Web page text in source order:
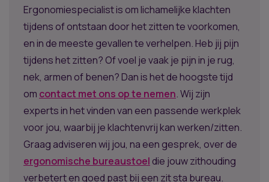
Ergonomiespecialist is om lichamelijke klachten
tijdens of ontstaan door het zitten te voorkomen,
en in de meeste gevallen te verhelpen. Heb jij pijn
tijdens het zitten? Of voel je vaak je pijn in je rug,
nek, armen of benen? Dan is het de hoogste tijd
om contact met ons op te nemen. Wij zijn
experts in het vinden van een passende werkplek
voor jou, waarbij je klachtenvrij kan werken/zitten.
Graag adviseren wij jou, na een gesprek, over de
ergonomische bureaustoel die jouw zithouding
verbetert en goed past bij een zit sta bureau.